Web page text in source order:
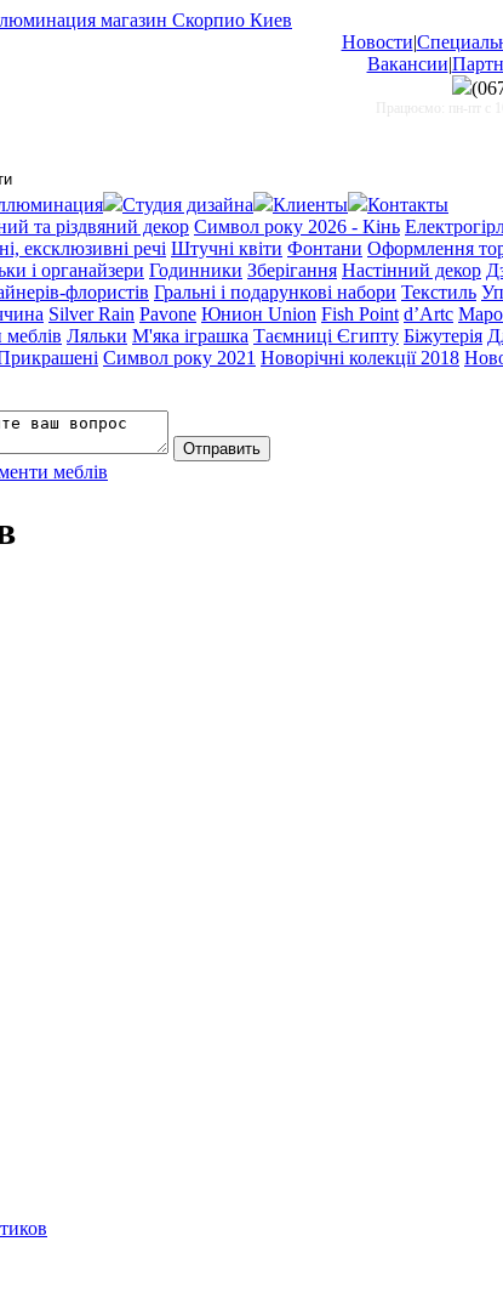
Новости|
Вакансии|
Працюємо: пн-пт с
Студия дизайна Клиенты
Контакты
та різдвяний декор Символ року 2026 - Кінь
ексклюзивні речі Штучні квіти Фонтани Оформлення
і органайзери Годинники Зберігання Настінний декор
флористів Гральні і подарункові набори Текстиль
Silver Rain Pavone Юнион Union Fish Point d’Artc
Ляльки М'яка іграшка Таємниці Єгипту Біжутерія
Символ року 2021 Новорічні колекції 2018
меблів